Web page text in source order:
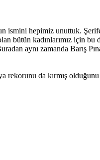
hepimiz unuttuk.
bütün kadınlarımız için bu
aynı zamanda Barış
da kırmış